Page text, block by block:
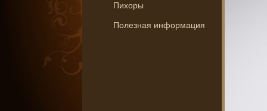
Пихоры
Полезная информация